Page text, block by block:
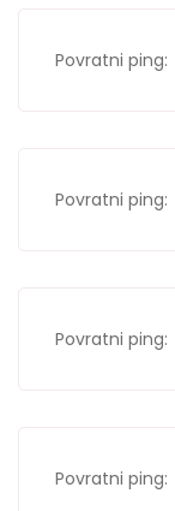
Povratni ping:
Povratni ping:
Povratni ping:
Povratni ping: